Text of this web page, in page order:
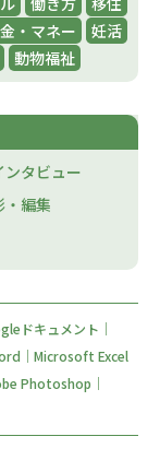
・マネー
妊活
動物福祉
ンタビュー​
・編集
ドキュメント｜
｜Microsoft Excel
Photoshop｜